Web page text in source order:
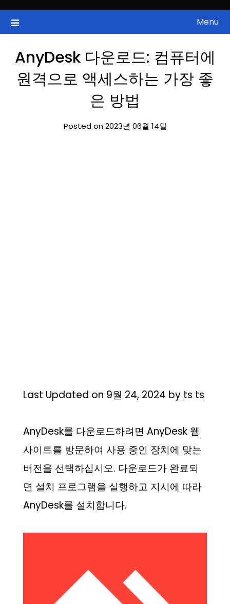
content
ZAN 주식정보
국내증시, 해외증시, 급등주, 낙폭과대, 골든크로스, 상한가, 하한가 등
의 주식 정보.
Menu
AnyDesk 다운로드: 컴퓨터에
원격으로 액세스하는 가장 좋
은 방법
Posted on 2023년 06월 14일
Last Updated on 9월 24, 2024 by ts ts
AnyDesk를 다운로드하려면 AnyDesk 웹
사이트를 방문하여 사용 중인 장치에 맞는
버전을 선택하십시오. 다운로드가 완료되
면 설치 프로그램을 실행하고 지시에 따라
AnyDesk를 설치합니다.